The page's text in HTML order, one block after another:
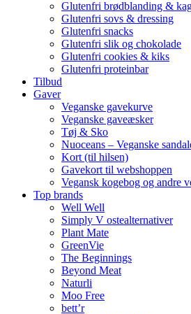
Glutenfri brødblanding &
Glutenfri sovs & dressing
Glutenfri snacks
Glutenfri slik og chokolade
Glutenfri cookies & kiks
Glutenfri proteinbar
Tilbud
Gaver
Veganske gavekurve
Veganske gaveæsker
Tøj & Sko
Nuoceans – Veganske
Kort (til hilsen)
Gavekort til webshoppen
Vegansk kogebog og andre
Top brands
Well Well
Simply V ostealternativer
Plant Mate
GreenVie
The Beginnings
Beyond Meat
Naturli
Moo Free
bett’r